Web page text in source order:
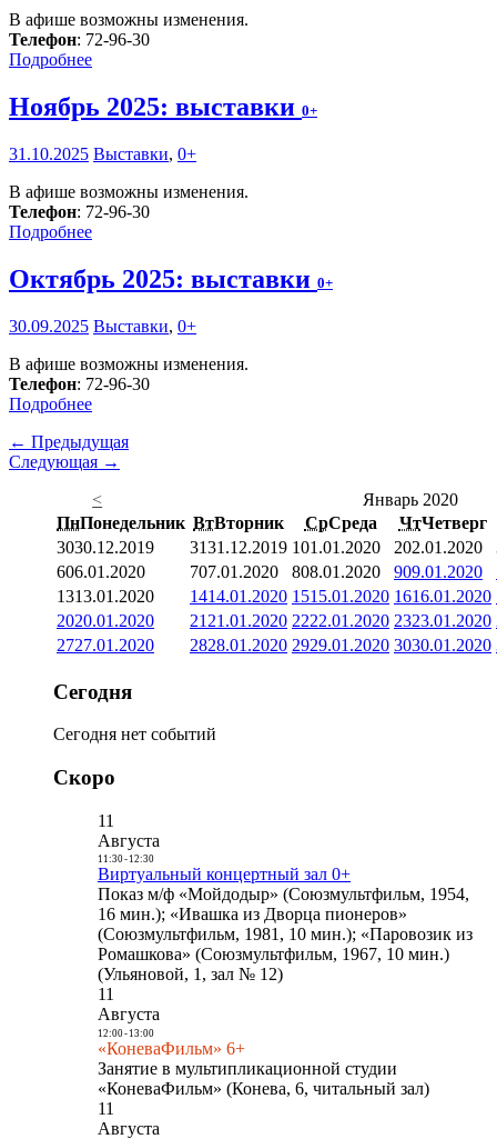
В афише возможны изменения.
Телефон: 72-96-30
Подробнее
Ноябрь 2025: выставки 0+
31.10.2025 Выставки, 0+
В афише возможны изменения.
Телефон: 72-96-30
Подробнее
Октябрь 2025: выставки 0+
30.09.2025 Выставки, 0+
В афише возможны изменения.
Телефон: 72-96-30
Подробнее
← Предыдущая
Следующая →
<
Январь 2020
ПнПонедельник ВтВторник СрСреда ЧтЧетверг
3030.12.2019 3131.12.2019 101.01.2020 202.01.2020
606.01.2020 707.01.2020 808.01.2020 909.01.2020
1313.01.2020 1414.01.2020 1515.01.2020 1616.01.2020
2020.01.2020 21 21.01.2020 2222.01.2020 2323.01.2020
2727.01.2020 2828.01.2020 2929.01.2020 3030.01.2020
Сегодня
Сегодня нет событий
Скоро
11
Августа
11:30- 12:30
Виртуальный концертный зал 0+
Показ м/ф «Мойдодыр» (Союзмультфильм, 1954,
16 мин.); «Ивашка из Дворца пионеров»
(Союзмультфильм, 1981, 10 мин.); «Паровозик из
Ромашкова» (Союзмультфильм, 1967, 10 мин.)
(Ульяновой, 1, зал № 12)
11
Августа
12:00- 13:00
«КоневаФильм» 6+
Занятие в мультипликационной студии
«КоневаФильм» (Конева, 6, читальный зал)
11
Августа